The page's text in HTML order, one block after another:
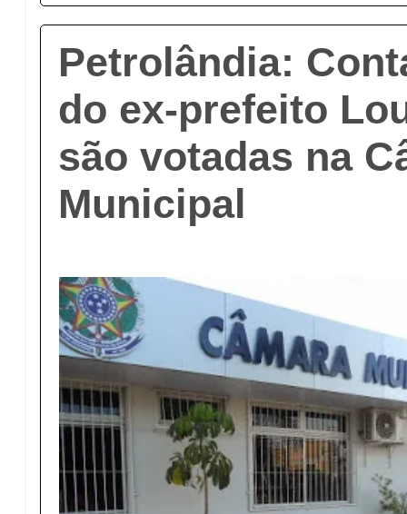
Petrolândia:
do ex-prefeito
são votadas na
Municipal